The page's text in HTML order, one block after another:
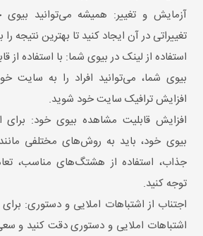
آزمایش و تغییر: همیشه می‌توانید
تغییراتی در آن ایجاد کنید تا بهترین نتیجه
استفاده از لینک در بیوی شما: با استفاده از
بیوی شما، می‌توانید افراد را به سایت
افزایش ترافیک سایت خود شوید.
افزایش قابلیت مشاهده بیوی خود: برای
بیوی خود، باید به روش‌های مختلفی
جذاب، استفاده از هشتگ‌های مناسب،
توجه کنید.
اجتناب از اشتباهات املایی و دستوری:
اشتباهات املایی و دستوری دقت کنید و